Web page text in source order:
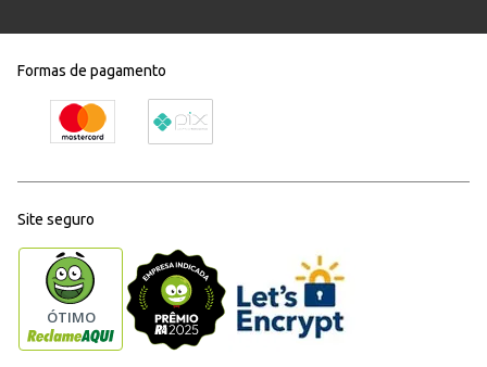
Formas de pagamento
Site seguro